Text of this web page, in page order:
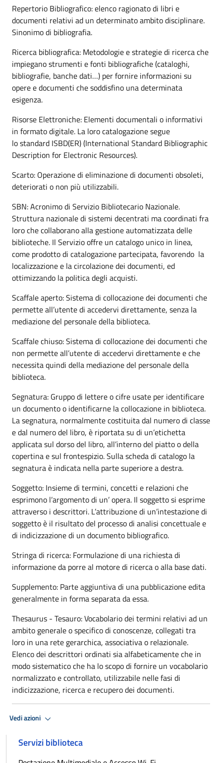
Repertorio Bibliografico: elenco ragionato di libri e
documenti relativi ad un determinato ambito disciplinare.
Sinonimo di bibliografia.
Ricerca bibliografica: Metodologie e strategie di ricerca che
impiegano strumenti e fonti bibliografiche (cataloghi,
bibliografie, banche dati…) per fornire informazioni su
opere e documenti che soddisfino una determinata
esigenza.
Risorse Elettroniche: Elementi documentali o informativi
in formato digitale. La loro catalogazione segue
lo standard ISBD(ER) (International Standard Bibliographic
Description for Electronic Resources).
Scarto: Operazione di eliminazione di documenti obsoleti,
deteriorati o non più utilizzabili.
SBN: Acronimo di Servizio Bibliotecario Nazionale.
Struttura nazionale di sistemi decentrati ma coordinati fra
loro che collaborano alla gestione automatizzata delle
biblioteche. Il Servizio offre un catalogo unico in linea,
come prodotto di catalogazione partecipata, favorendo la
localizzazione e la circolazione dei documenti, ed
ottimizzando la politica degli acquisti.
Scaffale aperto: Sistema di collocazione dei documenti che
permette all’utente di accedervi direttamente, senza la
mediazione del personale della biblioteca.
Scaffale chiuso: Sistema di collocazione dei documenti che
non permette all’utente di accedervi direttamente e che
necessita quindi della mediazione del personale della
biblioteca.
Segnatura: Gruppo di lettere o cifre usate per identificare
un documento o identificarne la collocazione in biblioteca.
La segnatura, normalmente costituita dal numero di classe
e dal numero del libro, è riportata su di un’etichetta
applicata sul dorso del libro, all’interno del piatto o della
copertina e sul frontespizio. Sulla scheda di catalogo la
segnatura è indicata nella parte superiore a destra.
Soggetto: Insieme di termini, concetti e relazioni che
esprimono l’argomento di un’ opera. Il soggetto si esprime
attraverso i descrittori. L’attribuzione di un’intestazione di
soggetto è il risultato del processo di analisi concettuale e
di indicizzazione di un documento bibliografico.
Stringa di ricerca: Formulazione di una richiesta di
informazione da porre al motore di ricerca o alla base dati.
Supplemento: Parte aggiuntiva di una pubblicazione edita
generalmente in forma separata da essa.
Thesaurus - Tesauro: Vocabolario dei termini relativi ad un
ambito generale o specifico di conoscenze, collegati tra
loro in una rete gerarchica, associativa o relazionale.
Elenco dei descrittori ordinati sia alfabeticamente che in
modo sistematico che ha lo scopo di fornire un vocabolario
normalizzato e controllato, utilizzabile nelle fasi di
indicizzazione, ricerca e recupero dei documenti.
Vedi azioni
Servizi biblioteca